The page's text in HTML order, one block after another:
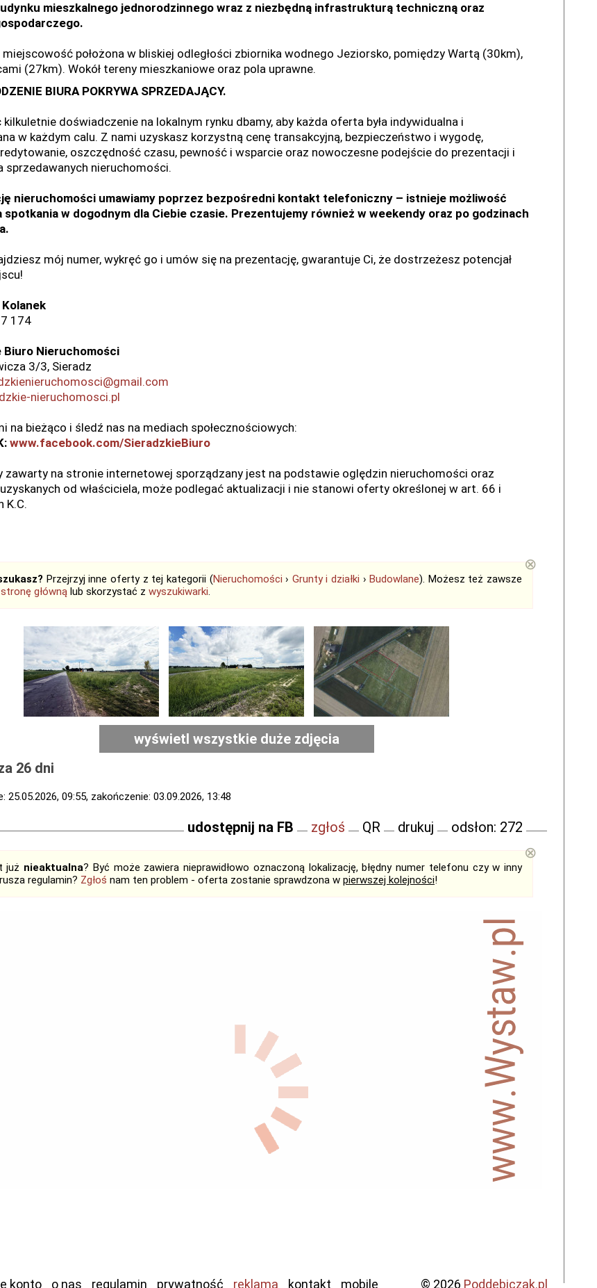
mieszkalnego jednorodzinnego wraz z niezbędną infrastrukturą techniczną oraz
położona w bliskiej odległości zbiornika wodnego Jeziorsko, pomiędzy Wartą (30km),
(27km). Wokół tereny mieszkaniowe oraz pola uprawne.
BIURA POKRYWA SPRZEDAJĄCY.
kilkuletnie doświadczenie na lokalnym rynku dbamy, aby każda oferta była indywidualna i
w każdym calu. Z nami uzyskasz korzystną cenę transakcyjną, bezpieczeństwo i wygodę,
oszczędność czasu, pewność i wsparcie oraz nowoczesne podejście do prezentacji i
sprzedawanych nieruchomości.
nieruchomości umawiamy poprzez bezpośredni kontakt telefoniczny – istnieje możliwość
spotkania w dogodnym dla Ciebie czasie. Prezentujemy również w weekendy oraz po godzinach
mój numer, wykręć go i umów się na prezentację, gwarantuje Ci, że dostrzeżesz potencjał
174
Biuro Nieruchomości
3/3, Sieradz
nieruchomosci.pl
na bieżąco i śledź nas na mediach społecznościowych:
www.facebook.com/SieradzkieBiuro
zawarty na stronie internetowej sporządzany jest na podstawie oględzin nieruchomości oraz
od właściciela, może podlegać aktualizacji i nie stanowi oferty określonej w art. 66 i
K.C.
Przejrzyj inne oferty z tej kategorii (Nieruchomości › Grunty i działki ›Budowlane). Możesz też zawsze
stronę główną lub skorzystać z wyszukiwarki.
⊗
wyświetl wszystkie duże zdjęcia
26 dni
25.05.2026, 09:55, zakończenie: 03.09.2026, 13:48
udostępnij na FB zgłoś QR drukuj odsłon: 272
już nieaktualna? Być może zawiera nieprawidłowo oznaczoną lokalizację, błędny numer telefonu czy w inny
regulamin? Zgłoś nam ten problem - oferta zostanie sprawdzona w pierwszej kolejności!
⊗
konto o nas regulamin prywatność reklama kontakt mobile © 2026 Poddebiczak.pl